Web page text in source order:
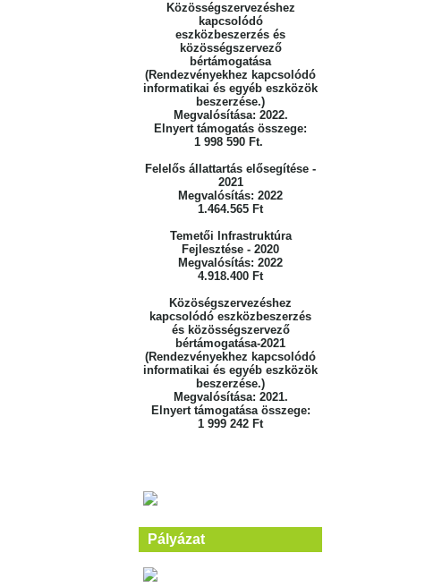
Közösségszervezéshez
kapcsolódó
eszközbeszerzés és
közösségszervező
bértámogatása
(Rendezvényekhez kapcsolódó
informatikai és egyéb eszközök
beszerzése.)
Megvalósítása: 2022.
Elnyert támogatás összege:
1 998 590 Ft.
Felelős állattartás elősegítése -
2021
Megvalósítás: 2022
1.464.565 Ft
Temetői Infrastruktúra
Fejlesztése - 2020
Megvalósítás: 2022
4.918.400 Ft
Közöségszervezéshez
kapcsolódó eszközbeszerzés
és közösségszervező
bértámogatása-2021
(Rendezvényekhez kapcsolódó
informatikai és egyéb eszközök
beszerzése.)
Megvalósítása: 2021.
Elnyert támogatása összege:
1 999 242 Ft
Pályázat